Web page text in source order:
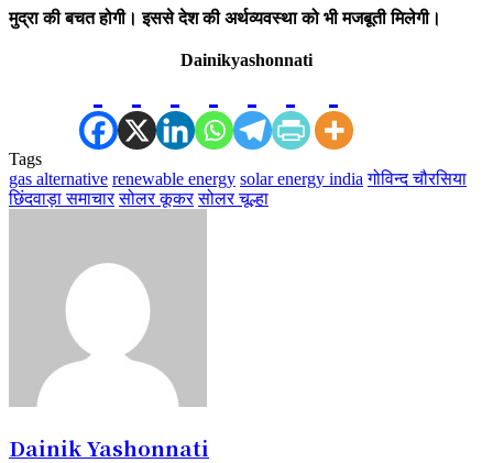
मुद्रा की बचत होगी। इससे देश की अर्थव्यवस्था को भी मजबूती मिलेगी।
Dainikyashonnati
Tags
gas alternative renewable energy solar energy india गोविन्द चौरसिया
छिंदवाड़ा समाचार सोलर कूकर सोलर चूल्हा
Dainik Yashonnati